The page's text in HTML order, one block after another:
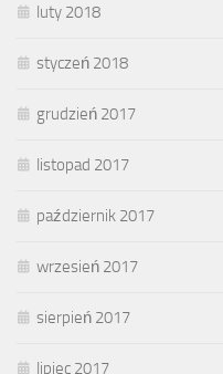
luty 2018
styczeń 2018
grudzień 2017
listopad 2017
październik 2017
wrzesień 2017
sierpień 2017
lipiec 2017